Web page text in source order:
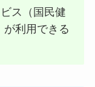
ス（国民健
が利用できる